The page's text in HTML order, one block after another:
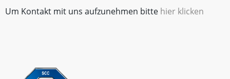
Um Kontakt mit uns aufzunehmen bitte hier klicken